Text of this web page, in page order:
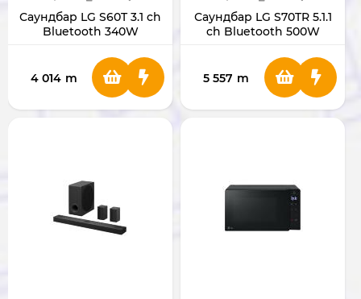
Саундбар LG S60T 3.1 ch
Bluetooth 340W
4 014 m
Саундбар LG S70TR 5.1.1
ch Bluetooth 500W
5 557 m